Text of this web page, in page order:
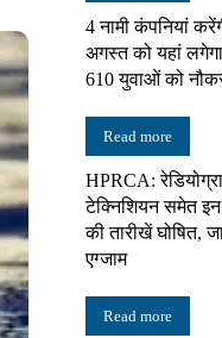
4 नामी कंपनियां
अगस्त को यहां
610 युवाओं को
Read more
HPRCA:
टेक्निशियन समेत इन
की तारीखें घोषित,
एग्जाम
Read more